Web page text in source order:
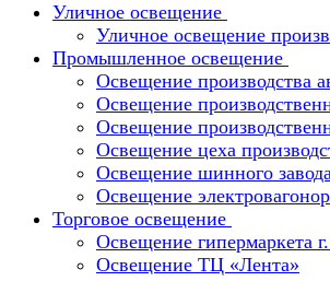
Уличное освещение
Уличное освещение
Промышленное освещение
Освещение производства
Освещение
Освещение
Освещение цеха
Освещение шинного
Освещение
Торговое освещение
Освещение гипермаркета
Освещение ТЦ «Лента»